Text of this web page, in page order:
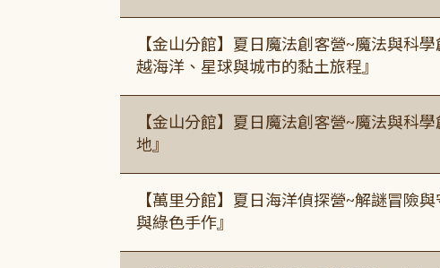
【金山分館】夏日魔法創客營~魔法與科
越海洋、星球與城市的黏土旅程』
【金山分館】夏日魔法創客營~魔法與科
地』
【萬里分館】夏日海洋偵探營~解謎冒險
與綠色手作』